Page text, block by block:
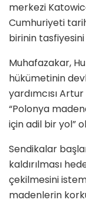
merkezi
Cumhuriyeti
birinin tasfiyesini
Muhafazakar,
hükümetinin
yardımcısı
“Polonya
için adil bir yol”
Sendikalar
kaldırılması
çekilmesini
madenlerin